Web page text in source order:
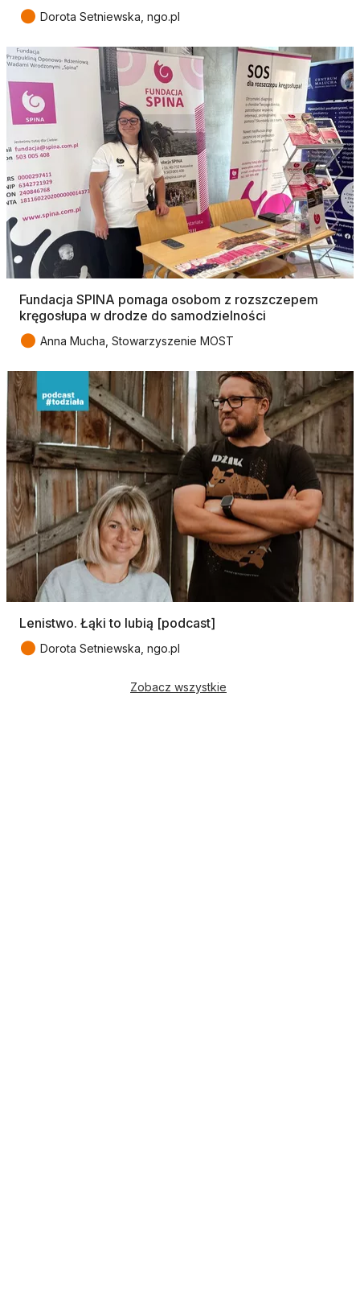
● Dorota Setniewska, ngo.pl
Fundacja SPINA pomaga osobom z rozszczepem
kręgosłupa w drodze do samodzielności
● Anna Mucha, Stowarzyszenie MOST
Lenistwo. Łąki to lubią [podcast]
● Dorota Setniewska, ngo.pl
Zobacz wszystkie